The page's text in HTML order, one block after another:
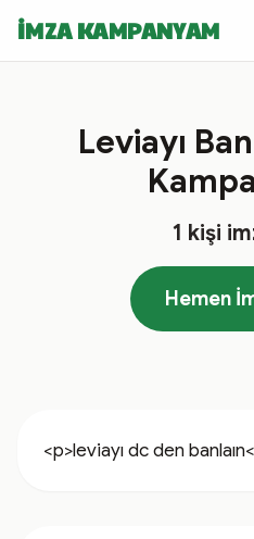
İMZA KAMPANYAM
Leviayı
1 kişi
Hemen
<p>leviayı dc den